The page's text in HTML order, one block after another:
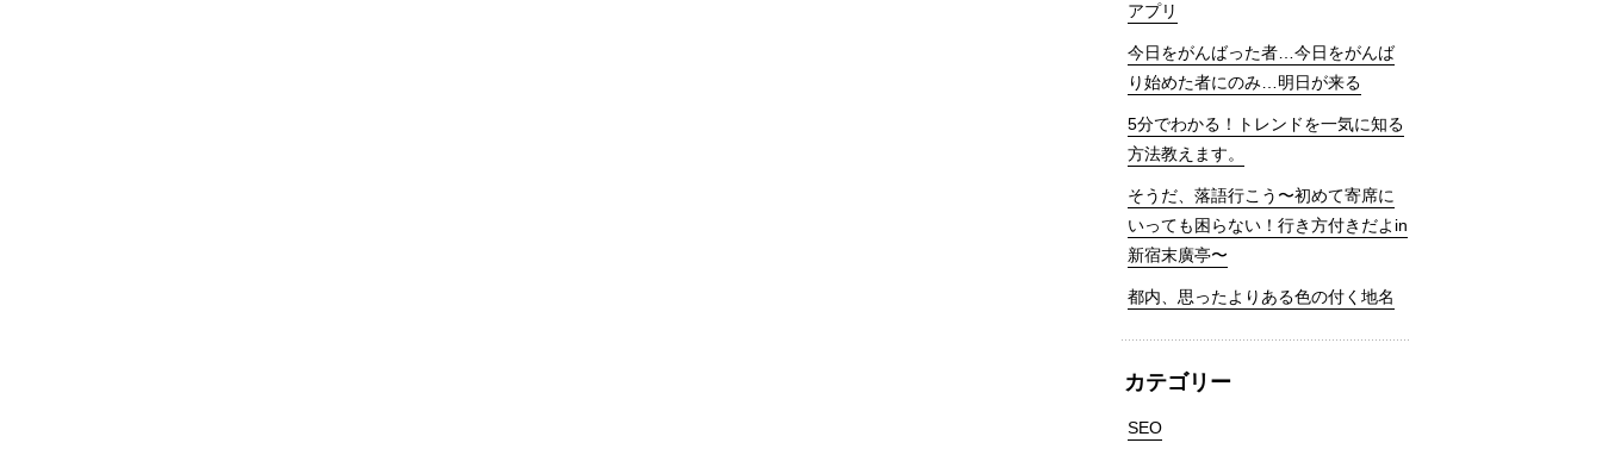
アプリ
今日をがんばった者…今日をがんば
り始めた者にのみ…明日が来る
5分でわかる！トレンドを一気に知る
方法教えます。
そうだ、落語行こう〜初めて寄席に
いっても困らない！行き方付きだよin
新宿末廣亭〜
都内、思ったよりある色の付く地名
カテゴリー
SEO